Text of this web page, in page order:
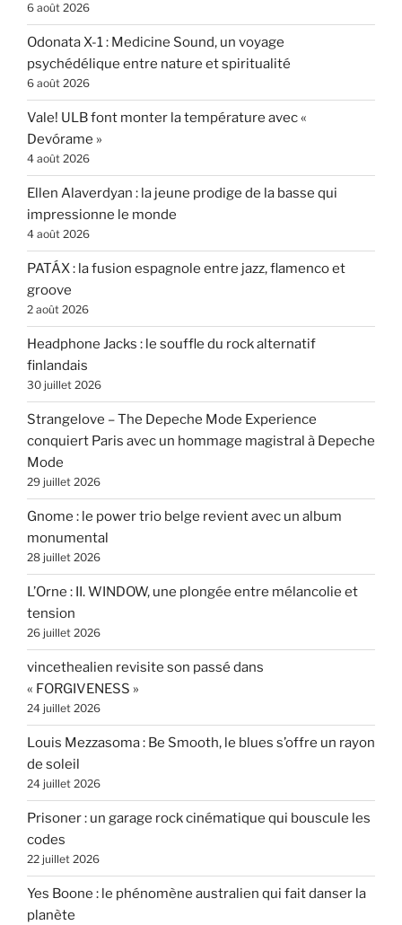
6 août 2026
Odonata X-1 : Medicine Sound, un voyage
psychédélique entre nature et spiritualité
6 août 2026
Vale! ULB font monter la température avec «
Devórame »
4 août 2026
Ellen Alaverdyan : la jeune prodige de la basse qui
impressionne le monde
4 août 2026
PATÁX : la fusion espagnole entre jazz, flamenco et
groove
2 août 2026
Headphone Jacks : le souffle du rock alternatif
finlandais
30 juillet 2026
Strangelove – The Depeche Mode Experience
conquiert Paris avec un hommage magistral à Depeche
Mode
29 juillet 2026
Gnome : le power trio belge revient avec un album
monumental
28 juillet 2026
L’Orne : II. WINDOW, une plongée entre mélancolie et
tension
26 juillet 2026
vincethealien revisite son passé dans
« FORGIVENESS »
24 juillet 2026
Louis Mezzasoma : Be Smooth, le blues s’offre un rayon
de soleil
24 juillet 2026
Prisoner : un garage rock cinématique qui bouscule les
codes
22 juillet 2026
Yes Boone : le phénomène australien qui fait danser la
planète